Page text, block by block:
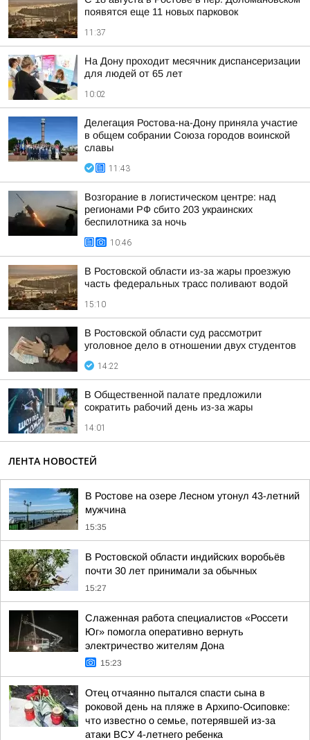
появятся еще 11 новых парковок
11:37
На Дону проходит месячник диспансеризации
для людей от 65 лет
10:02
Делегация Ростова-на-Дону приняла участие
в общем собрании Союза городов воинской
славы
11:43
Возгорание в логистическом центре: над
регионами РФ сбито 203 украинских
беспилотника за ночь
10:46
В Ростовской области из-за жары проезжую
часть федеральных трасс поливают водой
15:10
В Ростовской области суд рассмотрит
уголовное дело в отношении двух студентов
14:22
В Общественной палате предложили
сократить рабочий день из-за жары
14:01
ЛЕНТА НОВОСТЕЙ
В Ростове на озере Лесном утонул 43-летний
мужчина
15:35
В Ростовской области индийских воробьёв
почти 30 лет принимали за обычных
15:27
Слаженная работа специалистов «Россети
Юг» помогла оперативно вернуть
электричество жителям Дона
15:23
Отец отчаянно пытался спасти сына в
роковой день на пляже в Архипо-Осиповке:
что известно о семье, потерявшей из-за
атаки ВСУ 4-летнего ребенка